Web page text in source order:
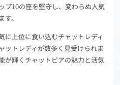
プ10の座を堅守し、変わらぬ人気
。
に上位に食い込むチャットレディ
ットレディが数多く見受けられま
が輝くチャットピアの魅力と活気